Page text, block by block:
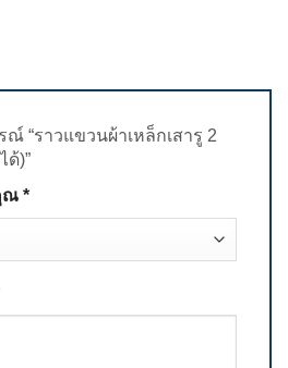
“ราวแขวนผ้าเหล็กเสารู 2
ด้)”
ณ *